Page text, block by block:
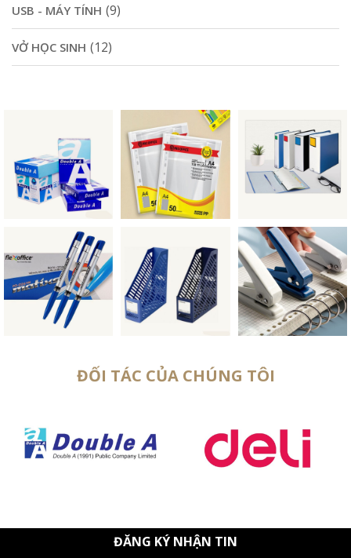
USB - MÁY TÍNH (9)
VỞ HỌC SINH (12)
ĐỐI TÁC CỦA CHÚNG TÔI
ĐĂNG KÝ NHẬN TIN